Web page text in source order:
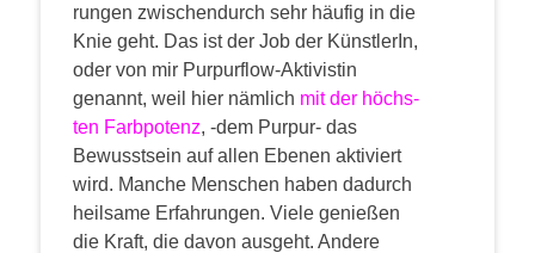
run­gen zwi­schen­durch sehr häu­fig in die
Knie geht. Das ist der Job der Künst­le­rIn,
oder von mir Pur­pur­flow-Akti­vis­tin
genannt, weil hier näm­lich mit der höchs­
ten Farb­po­tenz, ‑dem Pur­pur- das
Bewusst­sein auf allen Ebe­nen akti­viert
wird. Man­che Men­schen haben dadurch
heil­sa­me Erfah­run­gen. Vie­le genie­ßen
die Kraft, die davon aus­geht. Ande­re